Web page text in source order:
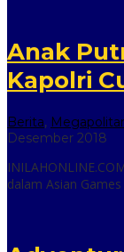
Anak
Kapolri
Berita,
Desember 2018
dalam Asian